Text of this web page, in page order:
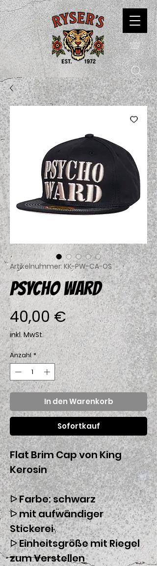
Artikelnummer: KK-PW-CA-OS
PSYCHO WARD
40,00 €Preis
inkl. MwSt.
Anzahl *
In den Warenkorb
Sofortkauf
Flat Brim Cap von King
Kerosin
ᐅ Farbe: schwarz
ᐅ mit aufwändiger
Stickerei
ᐅ Einheitsgröße mit Riegel
zum Verstellen